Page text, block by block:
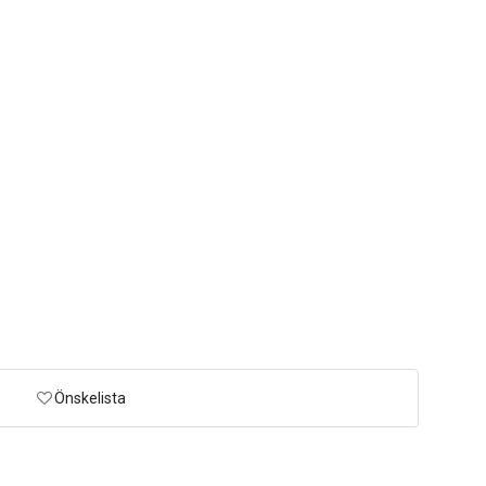
Önskelista